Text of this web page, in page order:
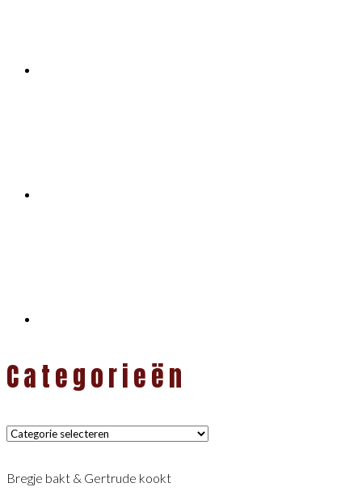
Categorieën
Categorieën
Bregje bakt & Gertrude kookt